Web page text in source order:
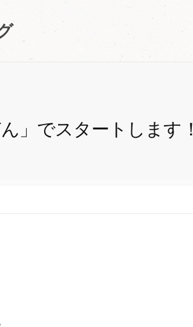
」でスタートします！